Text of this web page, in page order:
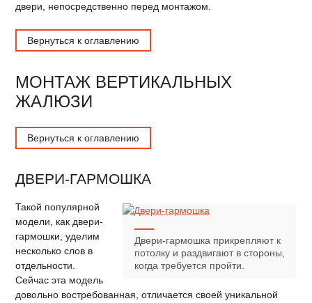
двери, непосредственно перед монтажом.
Вернуться к оглавлению
МОНТАЖ ВЕРТИКАЛЬНЫХ
ЖАЛЮЗИ
Вернуться к оглавлению
ДВЕРИ-ГАРМОШКА
Двери-гармошка прикрепляют к
потолку и раздвигают в стороны,
когда требуется пройти.
Такой популярной
модели, как двери-
гармошки, уделим
несколько слов в
отдельности.
Сейчас эта модель
довольно востребованная, отличается своей уникальной